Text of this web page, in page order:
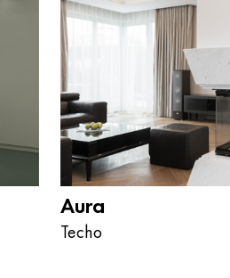
Aura
Techo